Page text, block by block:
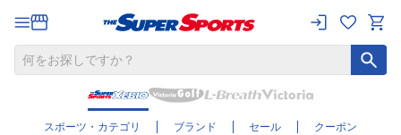
スポーツ・カテゴリ ブランド セール クーポン